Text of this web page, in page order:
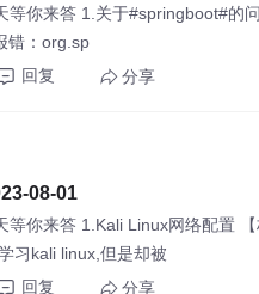
你来答 1.关于#springboot#的
错：org.sp
回复 分享
08-01
你来答 1.Kali Linux网络配置
习kali linux,但是却被
回复 分享